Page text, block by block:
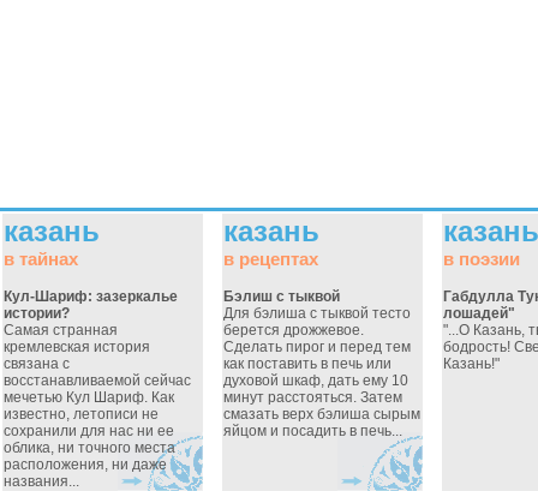
казань
в тайнах
Кул-Шариф: зазеркалье
истории?
Самая странная
кремлевская история
связана с
восстанавливаемой сейчас
мечетью Кул Шариф. Как
известно, летописи не
сохранили для нас ни ее
облика, ни точного места
расположения, ни даже
названия...
казань
в рецептах
Бэлиш с тыквой
Для бэлиша с тыквой тесто
берется дрожжевое.
Сделать пирог и перед тем
как поставить в печь или
духовой шкаф, дать ему 10
минут расстояться. Затем
смазать верх бэлиша сырым
яйцом и посадить в печь...
казань
в поэзии
Габдулла
лошадей"
"...О Казань,
бодрость!
Казань!"